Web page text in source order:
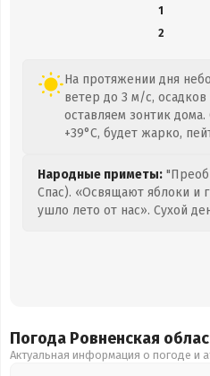
1
2
На протяжении дня
ветер до 3 м/с, осадков
оставляем зонтик
+39°C, будет жарко,
Народные приметы:
Спас). «Освящают яблоки и
ушло лето от нас». Сухой
Погода Ровненская
Актуальная информация о погоде и